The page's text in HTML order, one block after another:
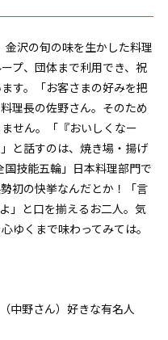
沢の旬の味を生かした料理
プ、団体まで利用でき、祝
す。「お客さまの好みを把
理長の佐野さん。そのため
せん。「『おいしくなー
と話すのは、焼き場・揚げ
技能五輪」日本料理部門で
初の快挙なんだとか！「言
」と口を揃えるお二人。気
ゆくまで味わってみては。
中野さん）好きな有名人